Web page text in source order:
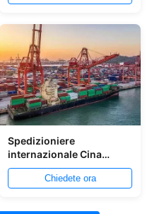
Spedizioniere
internazionale Cina
dell'oceano 20GP a Mar
Chiedete ora